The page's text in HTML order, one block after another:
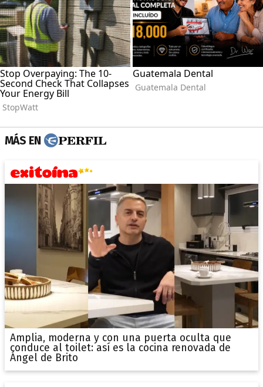
MÁS EN
Amplia, moderna y con una puerta oculta que
conduce al toilet: así es la cocina renovada de
Ángel de Brito